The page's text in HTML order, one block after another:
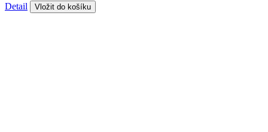
Detail Vložit do košíku